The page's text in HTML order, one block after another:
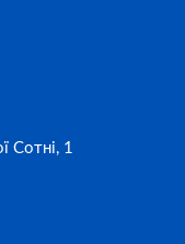
Сотні, 1